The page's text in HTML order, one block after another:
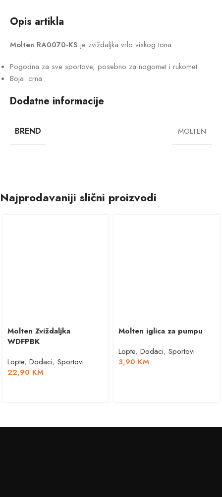
Opis artikla
Molten RA0070-KS je zviždaljka vrlo viskog tona.
Pogodna za sve sportove, posebno za nogomet i rukomet
Boja: crna
Dodatne informacije
BREND MOLTEN
Najprodavaniji slični proizvodi
Molten Zviždaljka
WDFPBK
Lopte, Dodaci, Sportovi
22,90 KM
Molten iglica za pumpu
Lopte, Dodaci, Sportovi
3,90 KM